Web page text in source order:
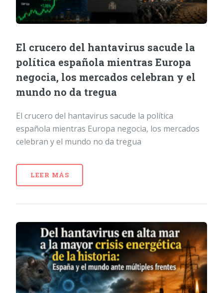
El crucero del hantavirus sacude la
política española mientras Europa
negocia, los mercados celebran y el
mundo no da tregua
El crucero del hantavirus sacude la política
española mientras Europa negocia, los mercados
celebran y el mundo no da tregua
LEER MÁS